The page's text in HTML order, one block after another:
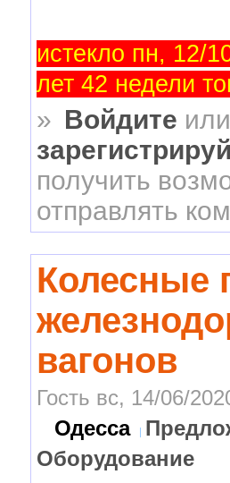
истекло пн, 12/
лет 42 недели
» Войдите
получить
отправлять
Колесные
вагонов
Гость вс, 14/06/
Одесса
Оборудование